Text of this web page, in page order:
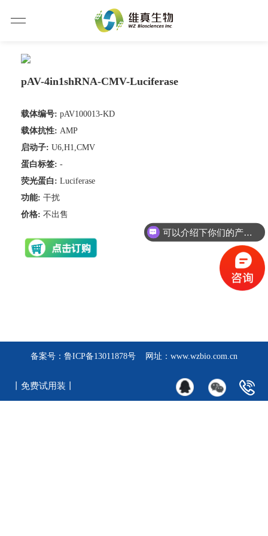
pAV-4in1shRNA-CMV-Luciferase
载体编号: pAV100013-KD
载体抗性: AMP
启动子: U6,H1,CMV
蛋白标签: -
荧光蛋白: Luciferase
功能: 干扰
价格: 不出售
备案号： 鲁ICP备13011878号 网址：www.wzbio.com.cn
丨免费试用装丨
可以介绍下你们的产品么？